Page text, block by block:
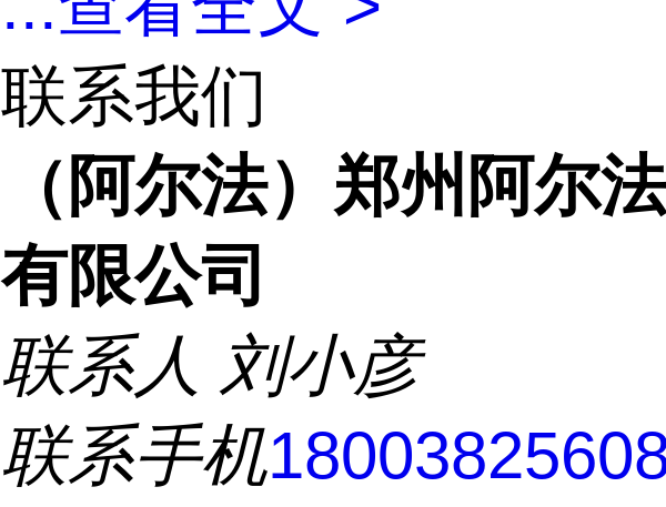
联系我们
（阿尔法）郑州阿尔
有限公司
联系人 刘小彦
联系手机